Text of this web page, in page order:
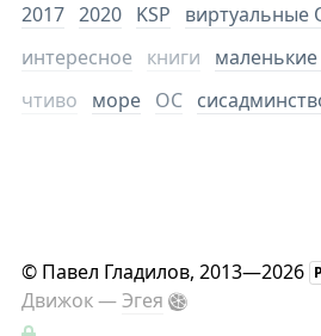
2017 2020 KSP виртуальные
интересное
книги маленькие
чтиво
море ОС
© Павел Гладилов, 2013—2026
Движок —Эгея